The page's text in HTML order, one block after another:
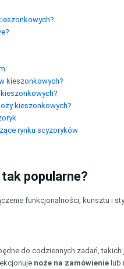
kieszonkowych?
kieszonkowych?
rynku scyzoryków
popularne?
funkcjonalności, kunsztu i
do codziennych zadań,
noże na zamówienie lub